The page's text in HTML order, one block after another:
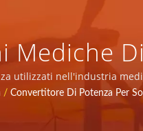
Mediche
Totale
utilizzati nell'industria
/ Convertitore Di Potenza Per